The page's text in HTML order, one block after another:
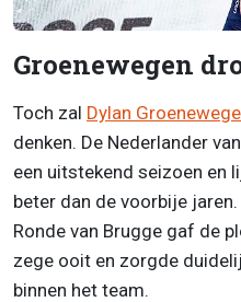
Groenewegen
Toch zal Dylan
denken. De Nederlander
een uitstekend seizoen en
beter dan de voorbije
Ronde van Brugge gaf de
zege ooit en zorgde
binnen het team.